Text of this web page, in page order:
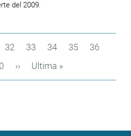
del 2009.
Page
32 Page
33 Page
34 Page
35 Page
36
Pagina
››
Ultima
Ultima »